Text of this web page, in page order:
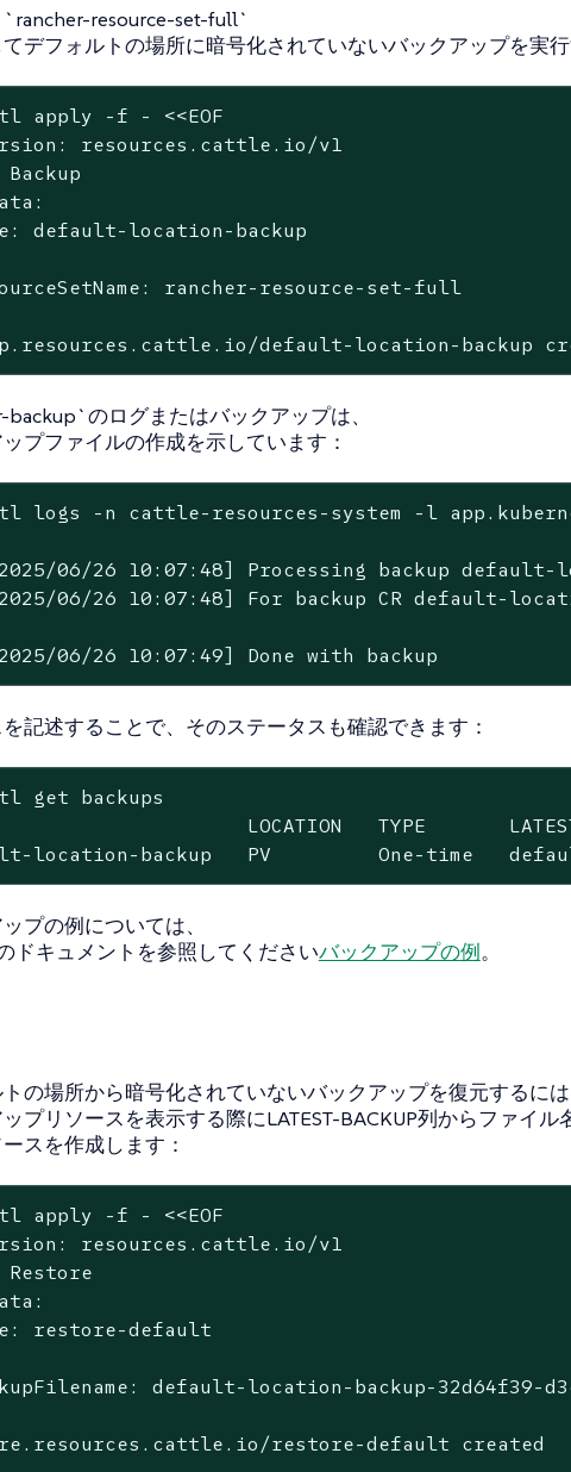
`rancher-resource-set-full`
デフォルトの場所に暗号化されていないバックアップを実
apply -f - <<EOF
resources.cattle.io/v1
default-location-backup
rancher-resource-set-full
default-location-backup
backup`のログまたはバックアップは、
プファイルの作成を示しています：
logs -n cattle-resources-system -l
06/26 10:07:48] Processing backup default-
06/26 10:07:48] For backup CR default-
06/26 10:07:49] Done with backup
を記述することで、そのステータスも確認できます：
get backups
LOCATION   TYPE
location-backup   PV         One-time   default-
プの例については、
ドキュメントを参照してくださいバックアップの例。
の場所から暗号化されていないバックアップを復元するには
プリソースを表示する際にLATEST-BACKUP列からファイル
スを作成します：
apply -f - <<EOF
resources.cattle.io/v1
restore-default
default-location-backup-32d64f39-
restore-default created